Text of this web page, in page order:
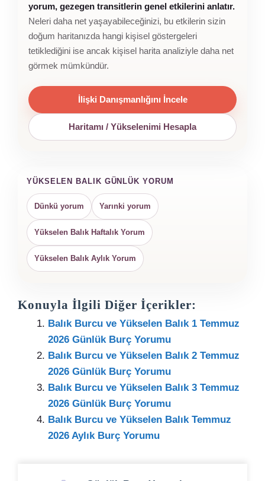
yorum, gezegen transitlerin genel etkilerini anlatır.
Neleri daha net yaşayabileceğinizi, bu etkilerin sizin
doğum haritanızda hangi kişisel göstergeleri
tetiklediğini ise ancak kişisel harita analiziyle daha net
görmek mümkündür.
İlişki Danışmanlığını İncele
Haritamı / Yükselenimi Hesapla
YÜKSELEN BALIK GÜNLÜK YORUM
Dünkü yorum Yarınki yorum
Yükselen Balık Haftalık Yorum
Yükselen Balık Aylık Yorum
Konuyla İlgili Diğer İçerikler:
Balık Burcu ve Yükselen Balık 1 Temmuz
2026 Günlük Burç Yorumu
Balık Burcu ve Yükselen Balık 2 Temmuz
2026 Günlük Burç Yorumu
Balık Burcu ve Yükselen Balık 3 Temmuz
2026 Günlük Burç Yorumu
Balık Burcu ve Yükselen Balık Temmuz
2026 Aylık Burç Yorumu